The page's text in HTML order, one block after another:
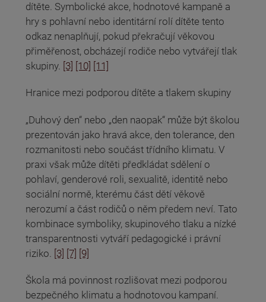
dítěte. Symbolické akce, hodnotové kampaně a
hry s pohlavní nebo identitární rolí dítěte tento
odkaz nenaplňují, pokud překračují věkovou
přiměřenost, obcházejí rodiče nebo vytvářejí tlak
skupiny. [3] [10] [11]
Hranice mezi podporou dítěte a tlakem skupiny
„Duhový den“ nebo „den naopak“ může být školou
prezentován jako hravá akce, den tolerance, den
rozmanitosti nebo součást třídního klimatu. V
praxi však může dítěti předkládat sdělení o
pohlaví, genderové roli, sexualitě, identitě nebo
sociální normě, kterému část dětí věkově
nerozumí a část rodičů o něm předem neví. Tato
kombinace symboliky, skupinového tlaku a nízké
transparentnosti vytváří pedagogické i právní
riziko. [3] [7] [9]
Škola má povinnost rozlišovat mezi podporou
bezpečného klimatu a hodnotovou kampaní.